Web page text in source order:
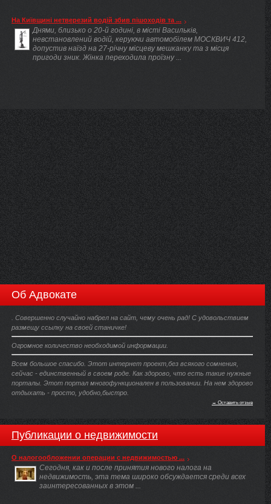
На Київщині нетверезий водій збив пішоходів та ...
Днями, близько о 20-й годині, в місті Васильків,
невстановлений водій, керуючи автомобілем МОСКВИЧ 412,
допустив наїзд на 27-річну місцеву мешканку та з місця
пригоди зник. Жінка переходила проїзну ...
Об Адвокате
. Совершенно случайно набрел на сайт, чему очень рад! С удовольствием
размещу ссылку на своей станичке!
Огромное количество необходимой информации.
Всем большое спасибо. Этот интернет проект,без всякого сомнения,
сейчас - единственный в своем роде. Как здорово, что есть такие нужные
порталы. Этот портал многофункционален в пользовании. На нем здорово
отдыхать - просто, удобно,быстро.
→ Оставить отзыв
Публикации о недвижимости
О налогообложении операции с недвижимостью ...
Сегодня, как и после принятия нового налога на
недвижимость, эта тема широко обсуждается среди всех
заинтересованных в этом ...